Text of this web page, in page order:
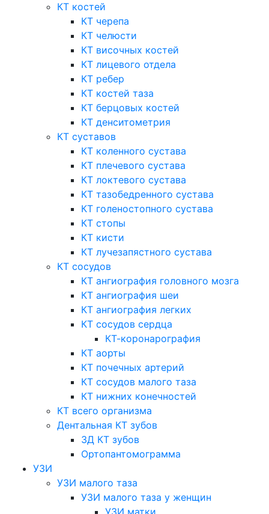
КТ костей
КТ черепа
КТ челюсти
КТ височных костей
КТ лицевого отдела
КТ ребер
КТ костей таза
КТ берцовых костей
КТ денситометрия
КТ суставов
КТ коленного сустава
КТ плечевого сустава
КТ локтевого сустава
КТ тазобедренного сустава
КТ голеностопного сустава
КТ стопы
КТ кисти
КТ лучезапястного сустава
КТ сосудов
КТ ангиография головного мозга
КТ ангиография шеи
КТ ангиография легких
КТ сосудов сердца
КТ-коронарография
КТ аорты
КТ почечных артерий
КТ сосудов малого таза
КТ нижних конечностей
КТ всего организма
Дентальная КТ зубов
3Д КТ зубов
Ортопантомограмма
УЗИ
УЗИ малого таза
УЗИ малого таза у женщин
УЗИ матки